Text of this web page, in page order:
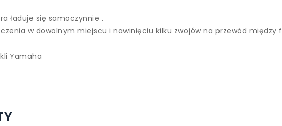
ładuje się samoczynnie .
w dowolnym miejscu i nawinięciu kilku zwojów na przewód między
Yamaha